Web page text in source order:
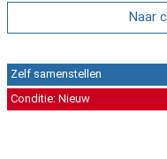
Naar
Zelf samenstellen
Conditie: Nieuw